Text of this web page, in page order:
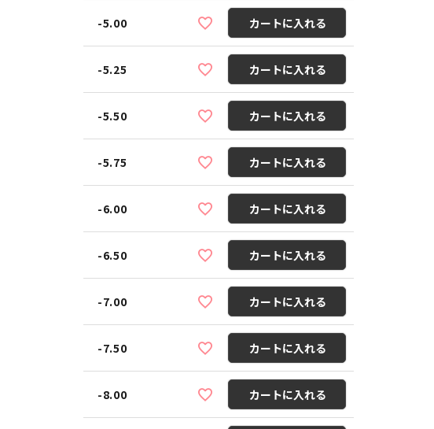
-5.00 カートに入れる
-5.25 カートに入れる
-5.50 カートに入れる
-5.75 カートに入れる
-6.00 カートに入れる
-6.50 カートに入れる
-7.00 カートに入れる
-7.50 カートに入れる
-8.00 カートに入れる